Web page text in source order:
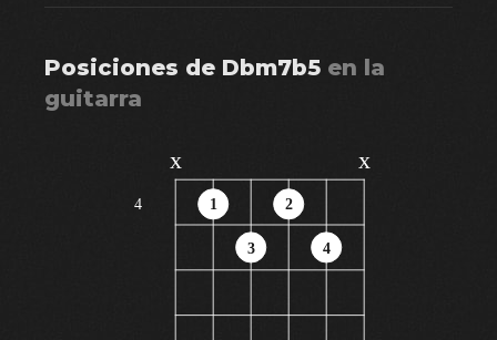
Posiciones de Dbm7b5 en la
guitarra
4
x
1
3
2
4
x